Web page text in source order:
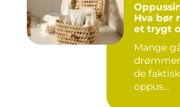
Hva bør
et trygt
Mange
de
oppus...